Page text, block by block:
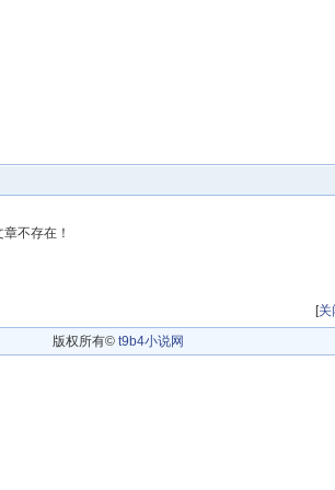
不存在！
[关
版权所有© t9b4小说网